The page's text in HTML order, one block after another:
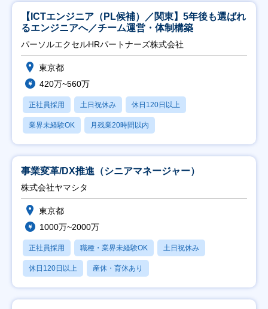
【ICTエンジニア（PL候補）／関東】5年後も選ばれ
るエンジニアへ／チーム運営・体制構築
パーソルエクセルHRパートナーズ株式会社
東京都
420万~560万
正社員採用 土日祝休み 休日120日以上
業界未経験OK 月残業20時間以内
事業変革/DX推進（シニアマネージャー）
株式会社ヤマシタ
東京都
1000万~2000万
正社員採用 職種・業界未経験OK 土日祝休み
休日120日以上 産休・育休あり